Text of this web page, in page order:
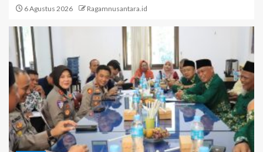
6 Agustus 2026 Ragamnusantara.id